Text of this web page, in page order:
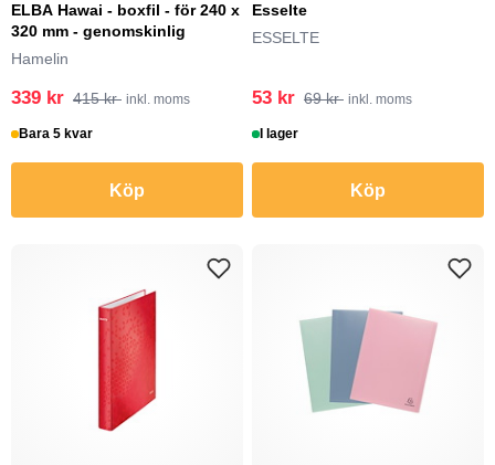
ELBA Hawai - boxfil - för 240 x
320 mm - genomskinlig
Hamelin
339 kr 415 kr inkl. moms
Bara 5 kvar
Köp
Esselte
ESSELTE
53 kr 69 kr inkl. moms
I lager
Köp